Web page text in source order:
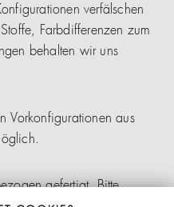
verfälschen
Farbdifferenzen zum
behalten wir uns
Vorkonfigurationen aus
gefertigt. Bitte